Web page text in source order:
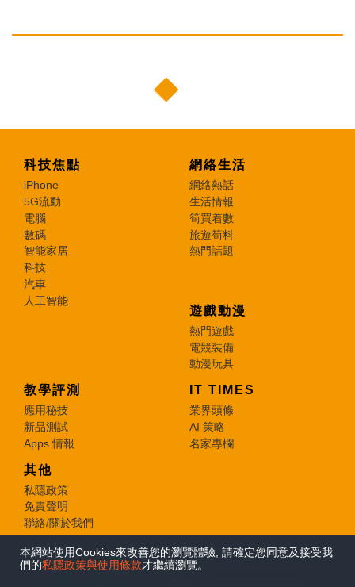
科技焦點
iPhone
5G流動
電腦
數碼
智能家居
科技
汽車
人工智能
網絡生活
網絡熱話
生活情報
筍買着數
旅遊筍料
熱門話題
遊戲動漫
熱門遊戲
電競裝備
動漫玩具
教學評測
應用秘技
新品測試
Apps 情報
IT TIMES
業界頭條
AI 策略
名家專欄
其他
私隱政策
免責聲明
聯絡/關於我們
© 2026 e-zone. All Rights Reserved.
本網站使用Cookies來改善您的瀏覽體驗, 請確定您同意及接受我
們的私隱政策與使用條款才繼續瀏覽。